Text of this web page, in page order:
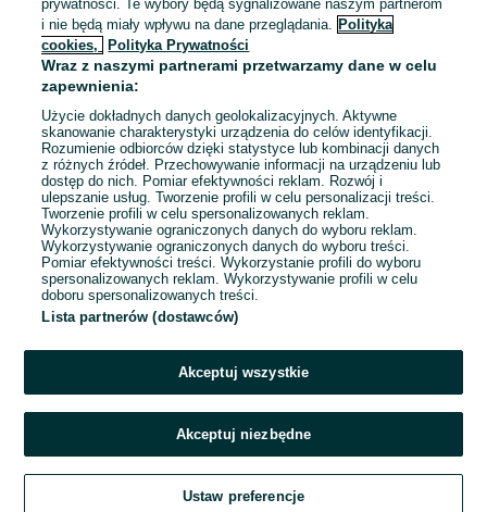
421,34 zł z Pakietem
Ochronnym
Wągrowiec
07 sierpnia 2026
1 2 3 ... 40
Zadzwoń / SMS
prywatności. Te wybory będą sygnalizowane naszym partnerom
i nie będą miały wpływu na dane przeglądania. Polityka
cookies,
Polityka Prywatności
Wraz z naszymi partnerami przetwarzamy dane w celu
zapewnienia:
Użycie dokładnych danych geolokalizacyjnych. Aktywne
skanowanie charakterystyki urządzenia do celów identyfikacji.
Rozumienie odbiorców dzięki statystyce lub kombinacji danych
z różnych źródeł. Przechowywanie informacji na urządzeniu lub
dostęp do nich. Pomiar efektywności reklam. Rozwój i
ulepszanie usług. Tworzenie profili w celu personalizacji treści.
Tworzenie profili w celu spersonalizowanych reklam.
Wykorzystywanie ograniczonych danych do wyboru reklam.
Wykorzystywanie ograniczonych danych do wyboru treści.
Pomiar efektywności treści. Wykorzystanie profili do wyboru
spersonalizowanych reklam. Wykorzystywanie profili w celu
doboru spersonalizowanych treści.
Lista partnerów (dostawców)
Akceptuj wszystkie
Akceptuj niezbędne
Ustaw preferencje